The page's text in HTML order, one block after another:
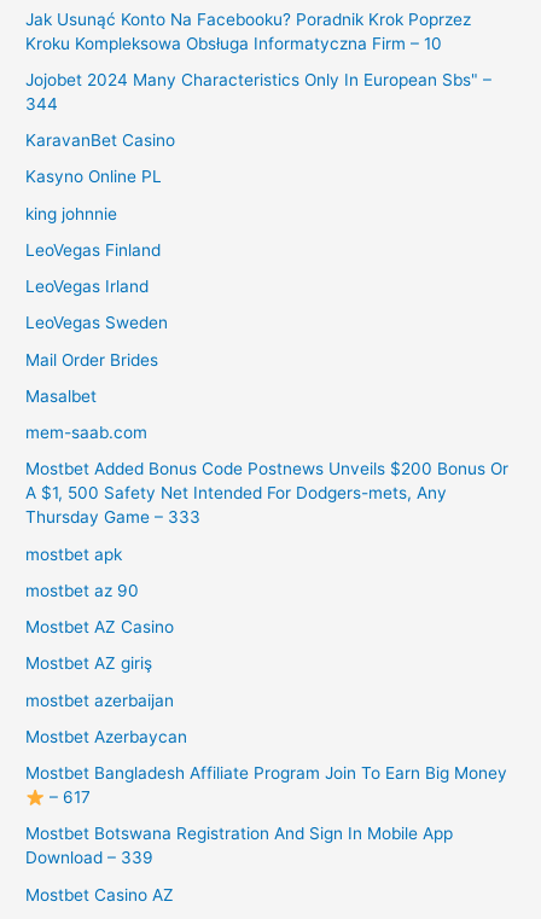
Jak Usunąć Konto Na Facebooku? Poradnik Krok Poprzez
Kroku Kompleksowa Obsługa Informatyczna Firm – 10
Jojobet 2024 Many Characteristics Only In European Sbs" –
344
KaravanBet Casino
Kasyno Online PL
king johnnie
LeoVegas Finland
LeoVegas Irland
LeoVegas Sweden
Mail Order Brides
Masalbet
mem-saab.com
Mostbet Added Bonus Code Postnews Unveils $200 Bonus Or
A $1, 500 Safety Net Intended For Dodgers-mets, Any
Thursday Game – 333
mostbet apk
mostbet az 90
Mostbet AZ Casino
Mostbet AZ giriş
mostbet azerbaijan
Mostbet Azerbaycan
Mostbet Bangladesh Affiliate Program Join To Earn Big Money
– 617
Mostbet Botswana Registration And Sign In Mobile App
Download – 339
Mostbet Casino AZ